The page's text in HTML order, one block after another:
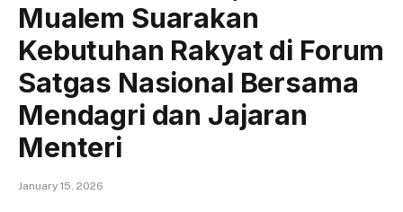
Mualem Suarakan
Kebutuhan Rakyat di Forum
Satgas Nasional Bersama
Mendagri dan Jajaran
Menteri
January 15, 2026